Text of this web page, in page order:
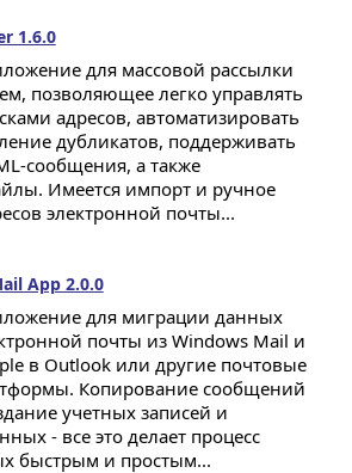
1.6.0
для массовой рассылки
позволяющее легко управлять
адресов, автоматизировать
дубликатов, поддерживать
сообщения, а также
Имеется импорт и ручное
электронной почты...
App 2.0.0
для миграции данных
почты из Windows Mail и
в Outlook или другие почтовые
Копирование сообщений
учетных записей и
- все это делает процесс
быстрым и простым...